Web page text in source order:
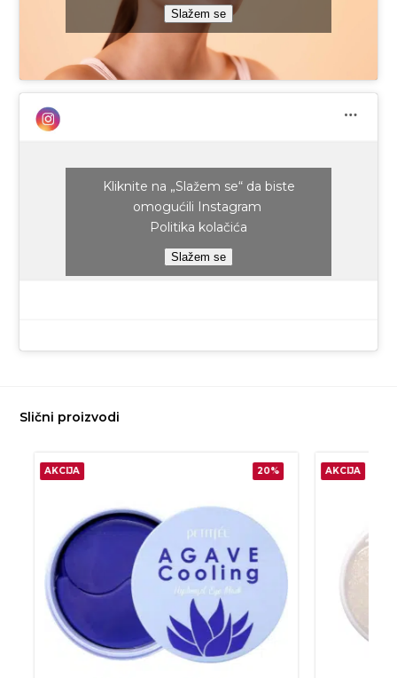
Slažem se
Kliknite na „Slažem se“ da biste
omogućili Instagram
Politika kolačića
Slažem se
Slični proizvodi
AKCIJA 20% AKCIJA